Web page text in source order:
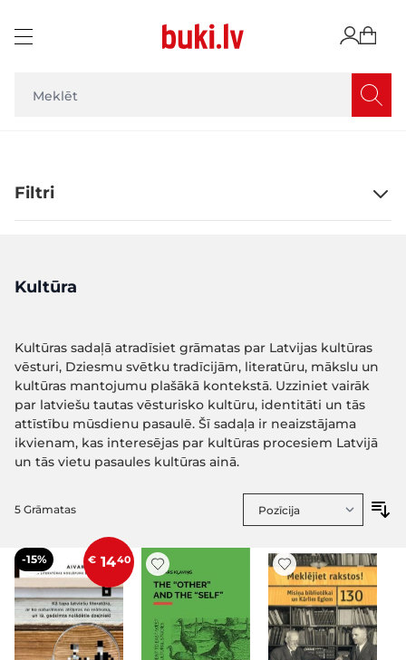
Filtri
Kultūra
Kultūras sadaļā atradīsiet grāmatas par Latvijas kultūras
vēsturi, Dziesmu svētku tradīcijām, literatūru, mākslu un
kultūras mantojumu plašākā kontekstā. Uzziniet vairāk
par latviešu tautas vēsturisko kultūru, identitāti un tās
attīstību mūsdienu pasaulē. Šī sadaļa ir neaizstājama
ikvienam, kas interesējas par kultūras procesiem Latvijā
un tās vietu pasaules kultūras ainā.
5 Grāmatas
-15% € 1440